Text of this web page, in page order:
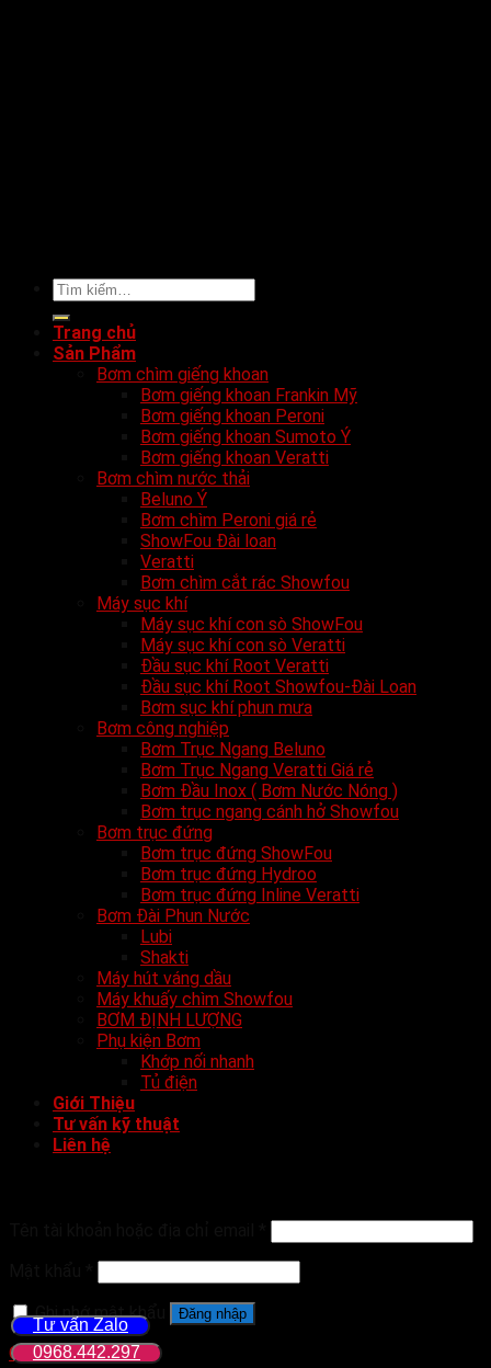
Tư vấn Zalo
0968.442.297
Tìm
kiếm:
Trang chủ
Sản Phẩm
Bơm chìm giếng khoan
Bơm giếng khoan Frankin Mỹ
Bơm giếng khoan Peroni
Bơm giếng khoan Sumoto Ý
Bơm giếng khoan Veratti
Bơm chìm nước thải
Beluno Ý
Bơm chìm Peroni giá rẻ
ShowFou Đài loan
Veratti
Bơm chìm cắt rác Showfou
Máy sục khí
Máy sục khí con sò ShowFou
Máy sục khí con sò Veratti
Đầu sục khí Root Veratti
Đầu sục khí Root Showfou-Đài Loan
Bơm sục khí phun mưa
Bơm công nghiệp
Bơm Trục Ngang Beluno
Bơm Trục Ngang Veratti Giá rẻ
Bơm Đầu Inox ( Bơm Nước Nóng )
Bơm trục ngang cánh hở Showfou
Bơm trục đứng
Bơm trục đứng ShowFou
Bơm trục đứng Hydroo
Bơm trục đứng Inline Veratti
Bơm Đài Phun Nước
Lubi
Shakti
Máy hút váng dầu
Máy khuấy chìm Showfou
BƠM ĐỊNH LƯỢNG
Phụ kiện Bơm
Khớp nối nhanh
Tủ điện
Giới Thiệu
Tư vấn kỹ thuật
Liên hệ
Ghi nhớ mật khẩu
Đăng nhập
Quên mật khẩu?